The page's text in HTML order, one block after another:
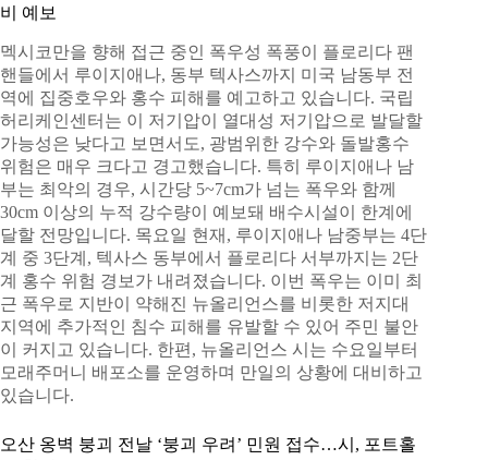
비 예보
멕시코만을 향해 접근 중인 폭우성 폭풍이 플로리다 팬
핸들에서 루이지애나, 동부 텍사스까지 미국 남동부 전
역에 집중호우와 홍수 피해를 예고하고 있습니다. 국립
허리케인센터는 이 저기압이 열대성 저기압으로 발달할
가능성은 낮다고 보면서도, 광범위한 강수와 돌발홍수
위험은 매우 크다고 경고했습니다. 특히 루이지애나 남
부는 최악의 경우, 시간당 5~7cm가 넘는 폭우와 함께
30cm 이상의 누적 강수량이 예보돼 배수시설이 한계에
달할 전망입니다. 목요일 현재, 루이지애나 남중부는 4단
계 중 3단계, 텍사스 동부에서 플로리다 서부까지는 2단
계 홍수 위험 경보가 내려졌습니다. 이번 폭우는 이미 최
근 폭우로 지반이 약해진 뉴올리언스를 비롯한 저지대
지역에 추가적인 침수 피해를 유발할 수 있어 주민 불안
이 커지고 있습니다. 한편, 뉴올리언스 시는 수요일부터
모래주머니 배포소를 운영하며 만일의 상황에 대비하고
있습니다.
오산 옹벽 붕괴 전날 ‘붕괴 우려’ 민원 접수…시, 포트홀